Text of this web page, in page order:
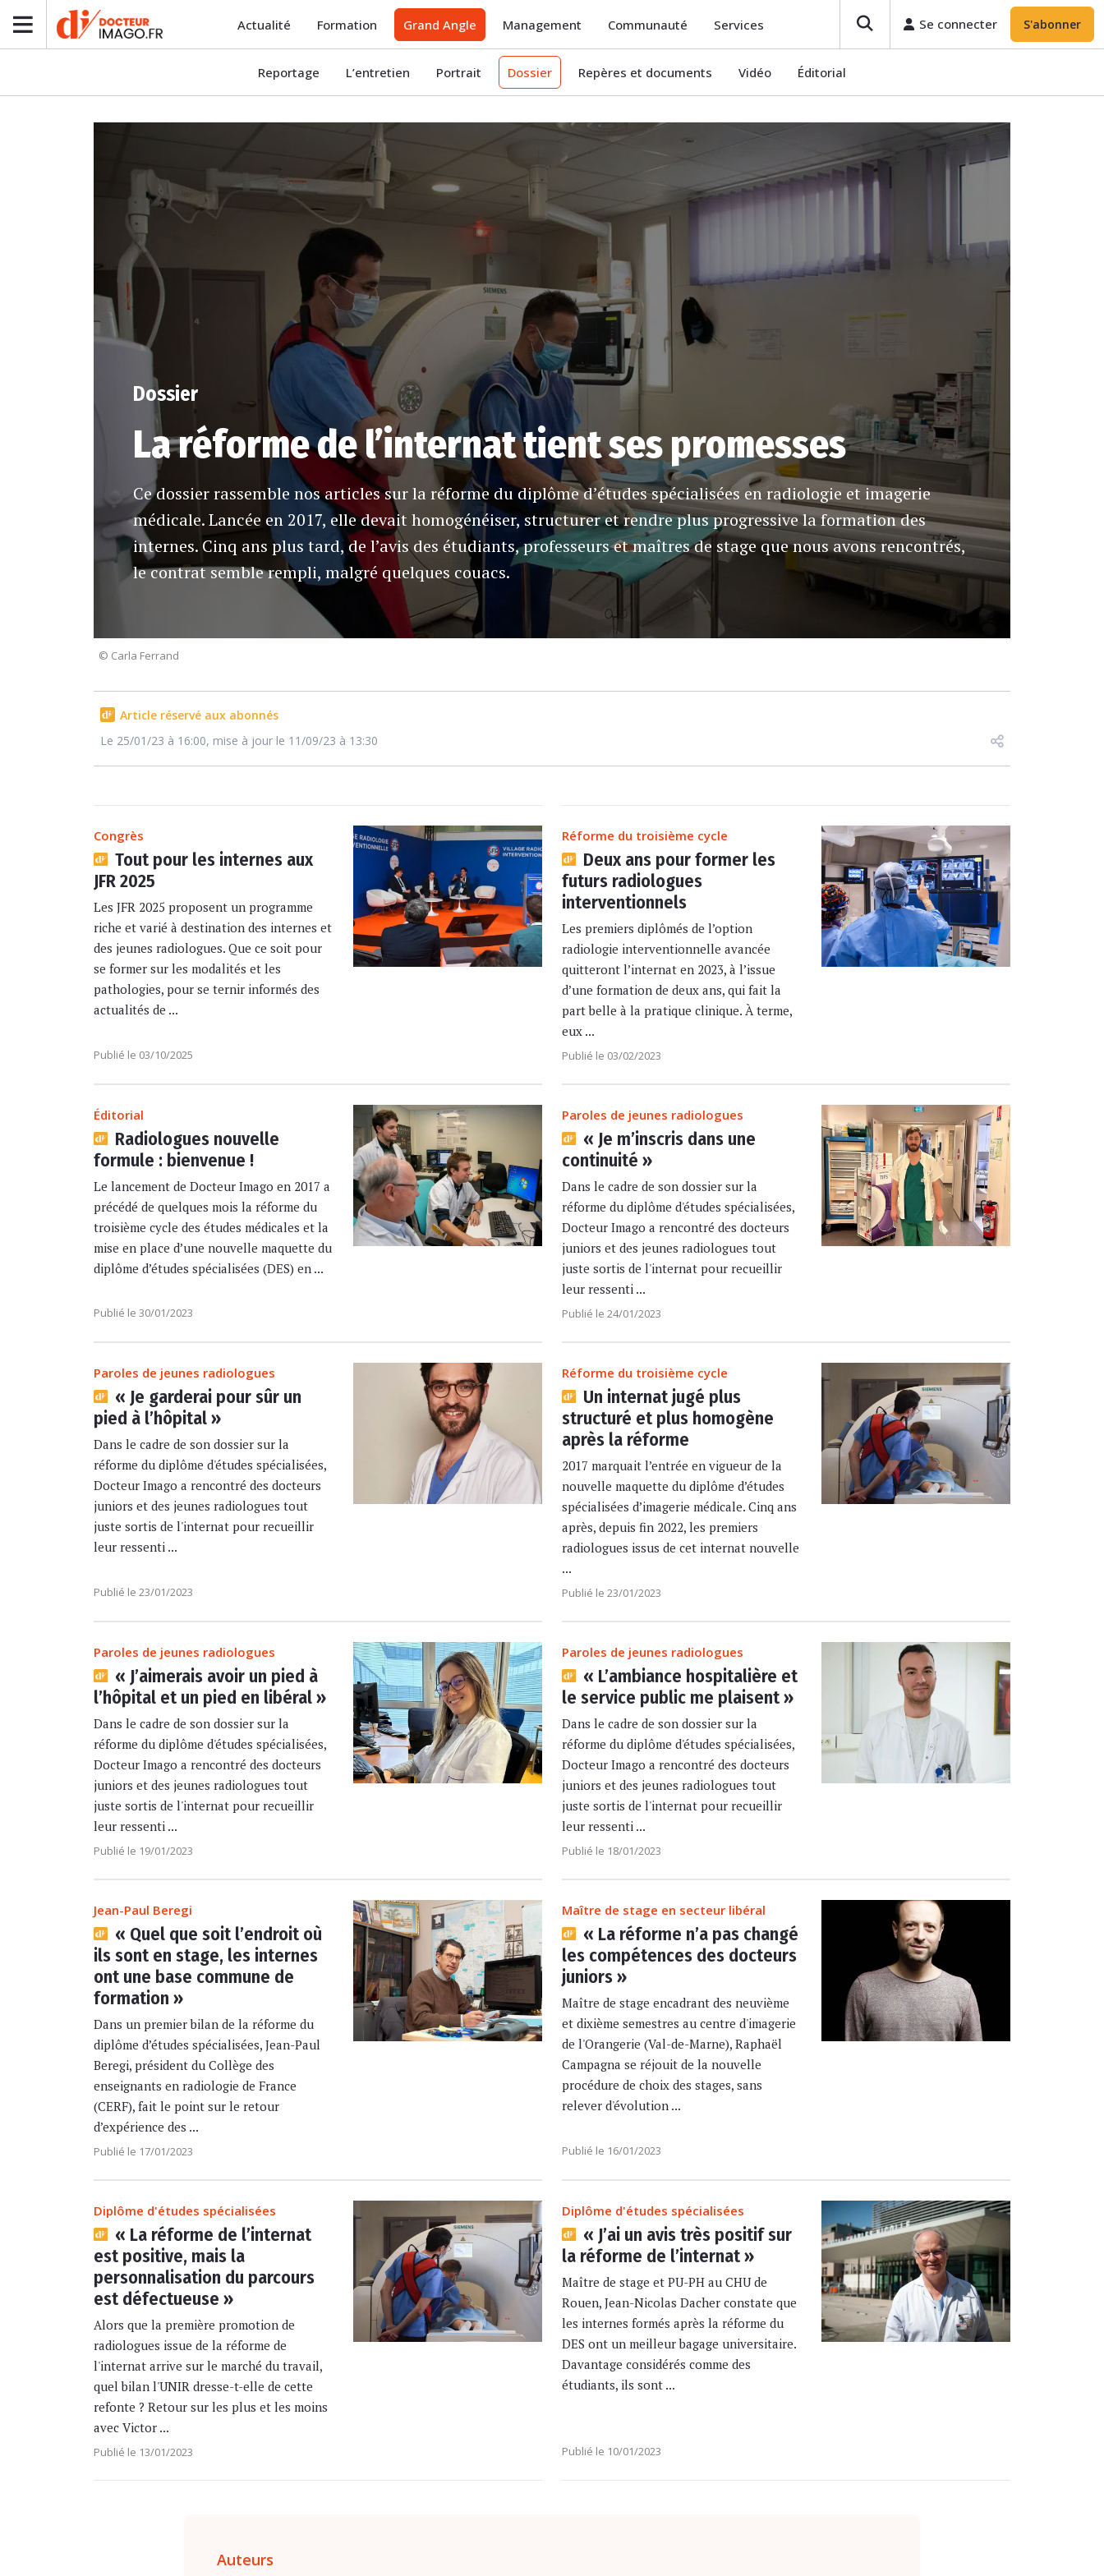
Actualité Formation Grand Angle Management Communauté Services Se connecter S'abonner
Reportage L’entretien Portrait Dossier Repères et documents Vidéo Éditorial
Dossier
La réforme de l’internat tient ses promesses
Ce dossier rassemble nos articles sur la réforme du diplôme d’études spécialisées en radiologie et imagerie
médicale. Lancée en 2017, elle devait homogénéiser, structurer et rendre plus progressive la formation des
internes. Cinq ans plus tard, de l’avis des étudiants, professeurs et maîtres de stage que nous avons rencontrés,
le contrat semble rempli, malgré quelques couacs.
© Carla Ferrand
Article réservé aux abonnés
Le 25/01/23 à 16:00, mise à jour le 11/09/23 à 13:30
Congrès
Tout pour les internes aux
JFR 2025
Les JFR 2025 proposent un programme
riche et varié à destination des internes et
des jeunes radiologues. Que ce soit pour
se former sur les modalités et les
pathologies, pour se ternir informés des
actualités de ...
Publié le 03/10/2025
Réforme du troisième cycle
Deux ans pour former les
futurs radiologues
interventionnels
Les premiers diplômés de l’option
radiologie interventionnelle avancée
quitteront l’internat en 2023, à l’issue
d’une formation de deux ans, qui fait la
part belle à la pratique clinique. À terme,
eux ...
Publié le 03/02/2023
Éditorial
Radiologues nouvelle
formule : bienvenue !
Le lancement de Docteur Imago en 2017 a
précédé de quelques mois la réforme du
troisième cycle des études médicales et la
mise en place d’une nouvelle maquette du
diplôme d’études spécialisées (DES) en ...
Publié le 30/01/2023
Paroles de jeunes radiologues
« Je m’inscris dans une
continuité »
Dans le cadre de son dossier sur la
réforme du diplôme d'études spécialisées,
Docteur Imago a rencontré des docteurs
juniors et des jeunes radiologues tout
juste sortis de l'internat pour recueillir
leur ressenti ...
Publié le 24/01/2023
Paroles de jeunes radiologues
« Je garderai pour sûr un
pied à l’hôpital »
Dans le cadre de son dossier sur la
réforme du diplôme d'études spécialisées,
Docteur Imago a rencontré des docteurs
juniors et des jeunes radiologues tout
juste sortis de l'internat pour recueillir
leur ressenti ...
Publié le 23/01/2023
Réforme du troisième cycle
Un internat jugé plus
structuré et plus homogène
après la réforme
2017 marquait l’entrée en vigueur de la
nouvelle maquette du diplôme d’études
spécialisées d’imagerie médicale. Cinq ans
après, depuis fin 2022, les premiers
radiologues issus de cet internat nouvelle
...
Publié le 23/01/2023
Paroles de jeunes radiologues
« J’aimerais avoir un pied à
l’hôpital et un pied en libéral »
Dans le cadre de son dossier sur la
réforme du diplôme d'études spécialisées,
Docteur Imago a rencontré des docteurs
juniors et des jeunes radiologues tout
juste sortis de l'internat pour recueillir
leur ressenti ...
Publié le 19/01/2023
Paroles de jeunes radiologues
« L’ambiance hospitalière et
le service public me plaisent »
Dans le cadre de son dossier sur la
réforme du diplôme d'études spécialisées,
Docteur Imago a rencontré des docteurs
juniors et des jeunes radiologues tout
juste sortis de l'internat pour recueillir
leur ressenti ...
Publié le 18/01/2023
Jean-Paul Beregi
« Quel que soit l’endroit où
ils sont en stage, les internes
ont une base commune de
formation »
Dans un premier bilan de la réforme du
diplôme d’études spécialisées, Jean-Paul
Beregi, président du Collège des
enseignants en radiologie de France
(CERF), fait le point sur le retour
d’expérience des ...
Publié le 17/01/2023
Maître de stage en secteur libéral
« La réforme n’a pas changé
les compétences des docteurs
juniors »
Maître de stage encadrant des neuvième
et dixième semestres au centre d'imagerie
de l'Orangerie (Val-de-Marne), Raphaël
Campagna se réjouit de la nouvelle
procédure de choix des stages, sans
relever d'évolution ...
Publié le 16/01/2023
Diplôme d'études spécialisées
« La réforme de l’internat
est positive, mais la
personnalisation du parcours
est défectueuse »
Alors que la première promotion de
radiologues issue de la réforme de
l'internat arrive sur le marché du travail,
quel bilan l'UNIR dresse-t-elle de cette
refonte ? Retour sur les plus et les moins
avec Victor ...
Publié le 13/01/2023
Diplôme d'études spécialisées
« J’ai un avis très positif sur
la réforme de l’internat »
Maître de stage et PU-PH au CHU de
Rouen, Jean-Nicolas Dacher constate que
les internes formés après la réforme du
DES ont un meilleur bagage universitaire.
Davantage considérés comme des
étudiants, ils sont ...
Publié le 10/01/2023
Auteurs